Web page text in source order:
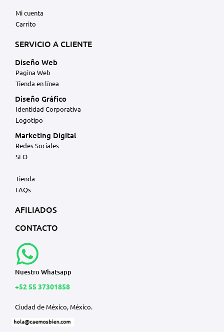
Mi cuenta
Carrito
SERVICIO A CLIENTE
Diseño Web
Pagina Web
Tienda en línea
Diseño Gráfico
Identidad Corporativa
Logotipo
Marketing Digital
Redes Sociales
SEO
Tienda
FAQs
AFILIADOS
CONTACTO
Nuestro Whatsapp
+52 55 37301858
Ciudad de México, México.